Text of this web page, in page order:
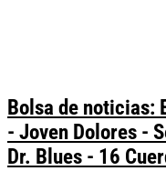
Bolsa de noticias:
- Joven Dolores -
Dr. Blues - 16